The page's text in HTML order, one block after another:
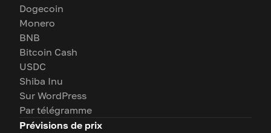
Dogecoin
Monero
BNB
Bitcoin Cash
USDC
Shiba Inu
Sur WordPress
Par télégramme
Prévisions de prix